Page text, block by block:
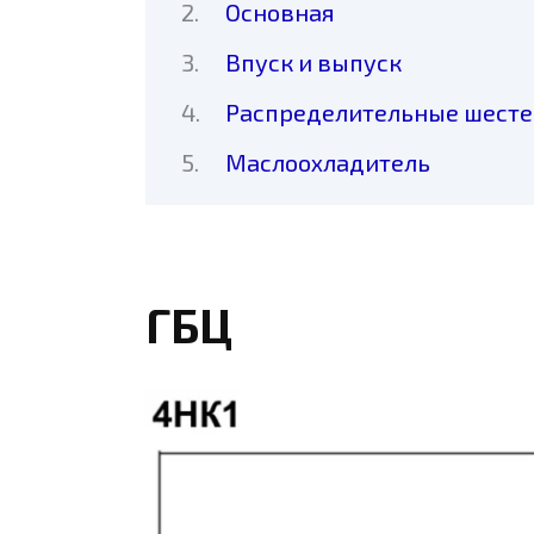
Основная
Впуск и выпуск
Распределительные
Маслоохладитель
ГБЦ